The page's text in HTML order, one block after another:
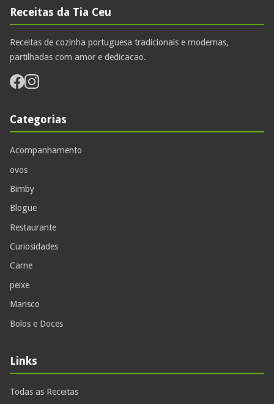
Receitas da Tia Ceu
Receitas de cozinha portuguesa tradicionais e modernas,
partilhadas com amor e dedicacao.
Categorias
Acompanhamento
ovos
Bimby
Blogue
Restaurante
Curiosidades
Carne
peixe
Marisco
Bolos e Doces
Links
Todas as Receitas